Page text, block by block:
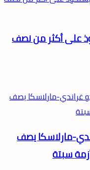
على أكثر من نصف
مارلاسكا يصف
سبتة